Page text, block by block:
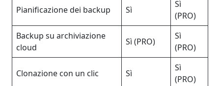
Pianificazione dei backup Sì
Sì
(PRO)
Backup su archiviazione
cloud
Sì (PRO)
Sì
(PRO)
Clonazione con un clic Sì
Sì
(PRO)